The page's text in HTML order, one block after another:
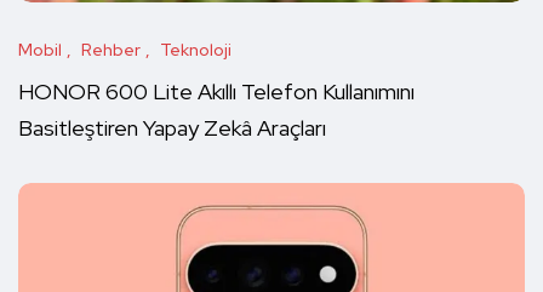
Mobil Rehber Teknoloji
HONOR 600 Lite Akıllı Telefon Kullanımını
Basitleştiren Yapay Zekâ Araçları